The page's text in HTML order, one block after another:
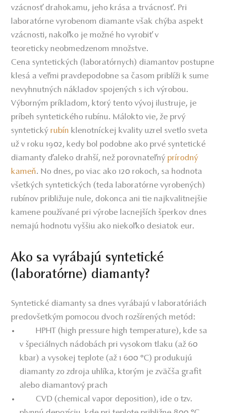
vzácnosť drahokamu, jeho krása a trvácnosť. Pri
laboratórne vyrobenom diamante však chýba aspekt
vzácnosti, nakoľko je možné ho vyrobiť v
teoreticky neobmedzenom množstve.
Cena syntetických (laboratórnych) diamantov postupne
klesá a veľmi pravdepodobne sa časom priblíži k sume
nevyhnutných nákladov spojených s ich výrobou.
Výborným príkladom, ktorý tento vývoj ilustruje, je
príbeh syntetického rubínu. Málokto vie, že prvý
syntetickýrubín klenotníckej kvality uzrel svetlo sveta
už v roku 1902, kedy bol podobne ako prvé syntetické
diamanty ďaleko drahší, než porovnateľný prírodný
kameň. No dnes, po viac ako 120 rokoch, sa hodnota
všetkých syntetických (teda laboratórne vyrobených)
rubínov približuje nule, dokonca ani tie najkvalitnejšie
kamene používané pri výrobe lacnejších šperkov dnes
nemajú hodnotu vyššiu ako niekoľko desiatok eur.
Ako sa vyrábajú syntetické
(laboratórne) diamanty?
Syntetické diamanty sa dnes vyrábajú v laboratóriách
predovšetkým pomocou dvoch rozšírených metód:
HPHT (high pressure high temperature), kde sa
v špeciálnych nádobách pri vysokom tlaku (až 60
kbar) a vysokej teplote (až 1 600 °C) produkujú
diamanty zo zdroja uhlíka, ktorým je zväčša grafit
alebo diamantový prach
CVD (chemical vapor deposition), ide o tzv.